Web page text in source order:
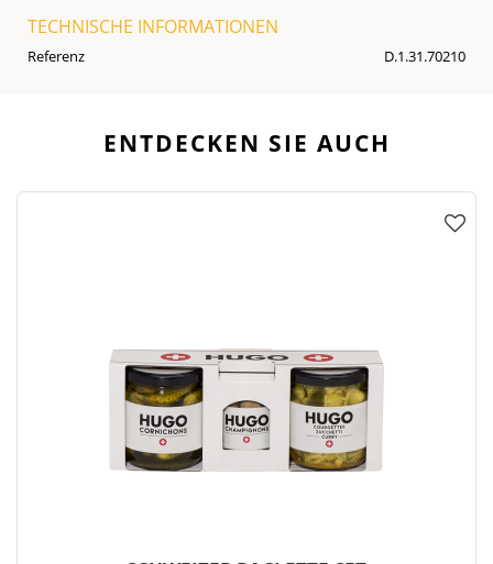
TECHNISCHE INFORMATIONEN
Referenz D.1.31.70210
ENTDECKEN SIE AUCH